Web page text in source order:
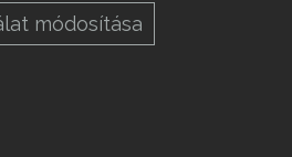
módosítása